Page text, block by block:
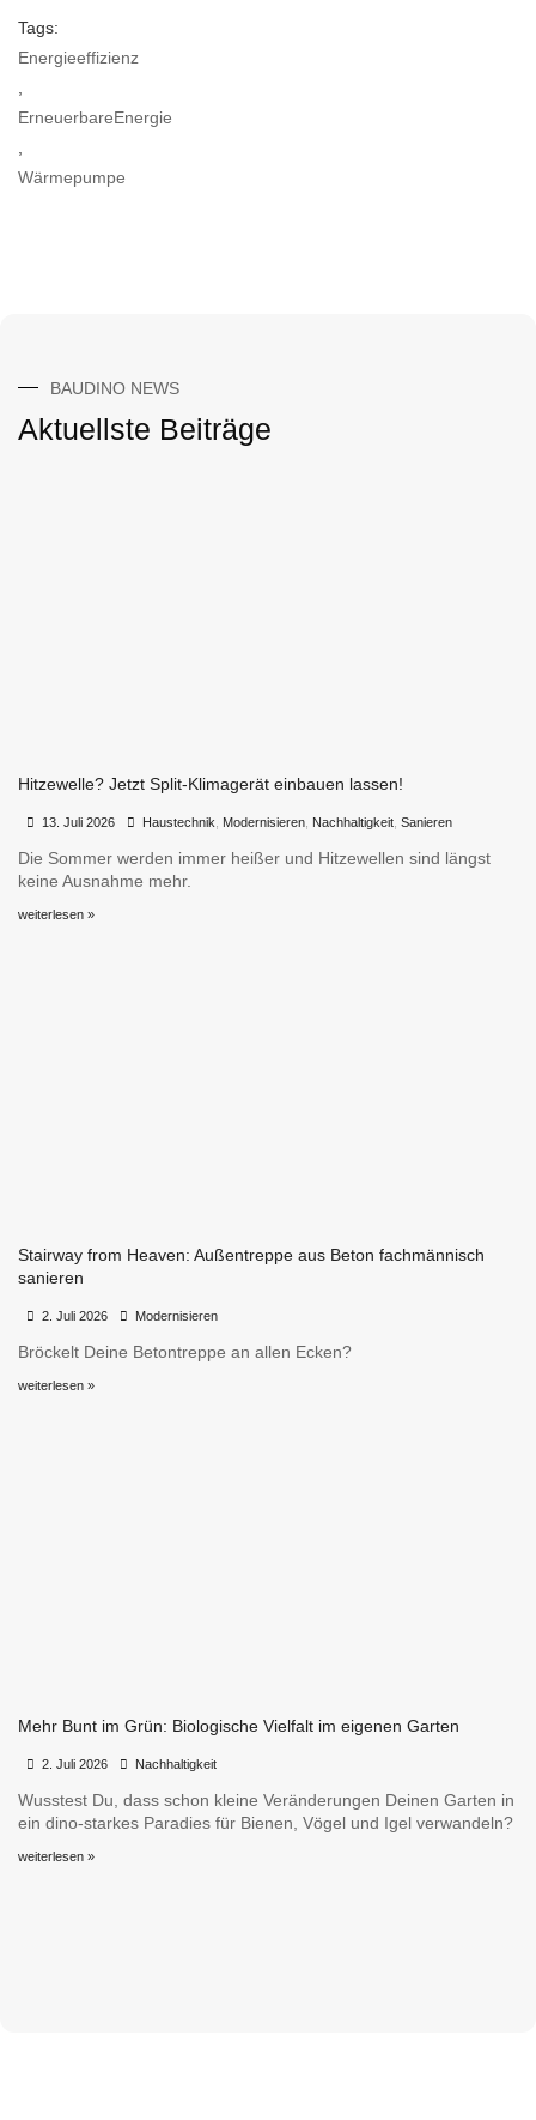
Tags:
Energieeffizienz
ErneuerbareEnergie
Wärmepumpe
BAUDINO NEWS
Aktuellste Beiträge
Hitzewelle? Jetzt Split-Klimagerät einbauen lassen!
13. Juli 2026 Haustechnik Modernisieren Nachhaltigkeit Sanieren
Die Sommer werden immer heißer und Hitzewellen sind längst
keine Ausnahme mehr.
weiterlesen »
Stairway from Heaven: Außentreppe aus Beton fachmännisch
sanieren
2. Juli 2026 Modernisieren
Bröckelt Deine Betontreppe an allen Ecken?
weiterlesen »
Mehr Bunt im Grün: Biologische Vielfalt im eigenen Garten
2. Juli 2026 Nachhaltigkeit
Wusstest Du, dass schon kleine Veränderungen Deinen Garten in
ein dino-starkes Paradies für Bienen, Vögel und Igel verwandeln?
weiterlesen »